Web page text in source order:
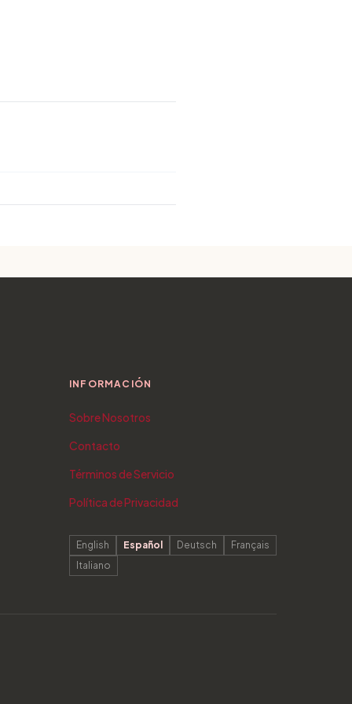
INFORMACIÓN
Sobre Nosotros
Contacto
Términos de Servicio
Política de Privacidad
English Español Deutsch
Français
Italiano